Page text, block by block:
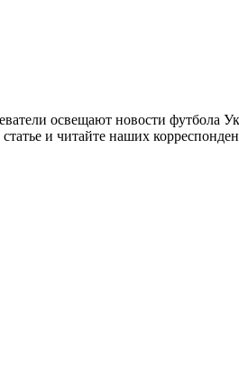
освещают новости футбола
и читайте наших